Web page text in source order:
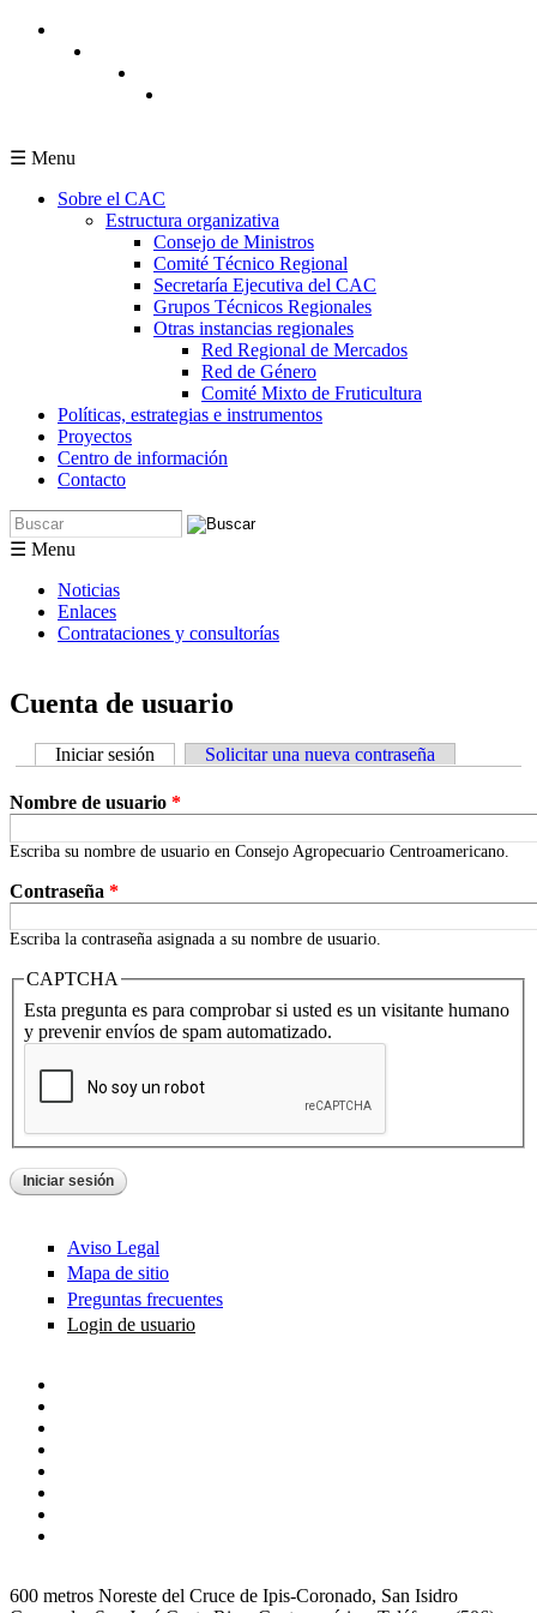
Pasar al contenido principal
☰ Menu
Sobre el CAC
Estructura organizativa
Consejo de Ministros
Comité Técnico Regional
Secretaría Ejecutiva del CAC
Grupos Técnicos Regionales
Otras instancias regionales
Red Regional de Mercados
Red de Género
Comité Mixto de Fruticultura
Políticas, estrategias e instrumentos
Proyectos
Centro de información
Contacto
Formulario de búsqueda
Buscar
☰ Menu
Noticias
Enlaces
Contrataciones y consultorías
Cuenta de usuario
Iniciar sesión (solapa activa)
Solicitar una nueva contraseña
Nombre de usuario *
Escriba su nombre de usuario en Consejo Agropecuario Centroamericano.
Contraseña *
Escriba la contraseña asignada a su nombre de usuario.
CAPTCHA
Esta pregunta es para comprobar si usted es un visitante humano
y prevenir envíos de spam automatizado.
Aviso Legal
Mapa de sitio
Preguntas frecuentes
Login de usuario
600 metros Noreste del Cruce de Ipis-Coronado, San Isidro